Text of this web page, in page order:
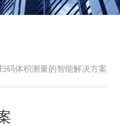
体积测量的智能解决方案